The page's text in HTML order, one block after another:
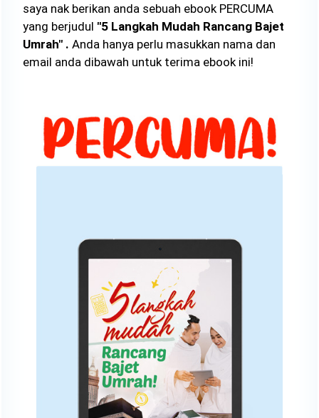
saya nak berikan anda sebuah ebook PERCUMA
yang berjudul "5 Langkah Mudah Rancang Bajet
Umrah" . Anda hanya perlu masukkan nama dan
email anda dibawah untuk terima ebook ini!